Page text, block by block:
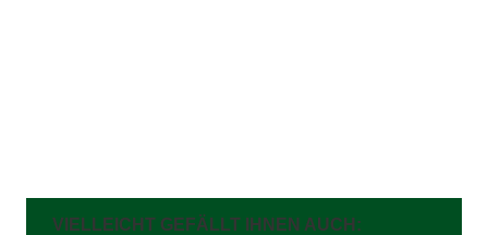
VIELLEICHT GEFÄLLT IHNEN AUCH: